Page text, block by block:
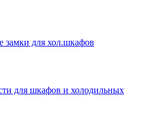
замки для хол.шкафов
для шкафов и холодильных